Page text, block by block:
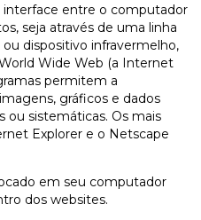
interface entre o computador
seja através de uma linha
dispositivo infravermelho,
Wide Web (a Internet
permitem a
gráficos e dados
ou sistemáticas. Os mais
Explorer e o Netscape
em seu computador
dos websites.